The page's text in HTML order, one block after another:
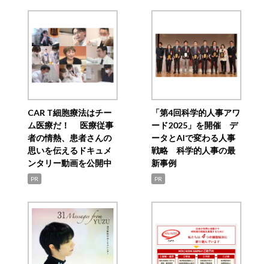
CAR T細胞療法はチー
ム医療だ！ 医療従事
者の情熱、患者さんの
思いを伝えるドキュメ
ンタリー動画を公開中
PR
「第4回科学的人事アワ
ード2025」を開催 デ
ータとAIで変わる人事
戦略 科学的人事の最
新事例
PR